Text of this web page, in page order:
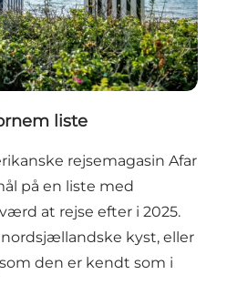
liste
rejsemagasin Afar
på en liste med
at rejse efter i 2025.
kyst, eller
som den er kendt som i